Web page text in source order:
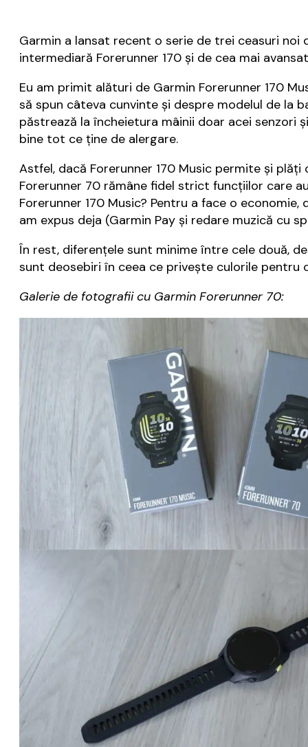
Garmin a lansat recent o serie de trei ceasuri noi
intermediară Forerunner 170 și de cea mai
Eu am primit alături de Garmin Forerunner 170
să spun câteva cunvinte și despre modelul de la
păstrează la încheietura mâinii doar acei
bine tot ce ține de alergare.
Astfel, dacă Forerunner 170 Music permite și
Forerunner 70 rămâne fidel strict funcțiilor care
Forerunner 170 Music? Pentru a face o
am expus deja (Garmin Pay și redare muzică cu
În rest, diferențele sunt minime între cele două,
sunt deosebiri în ceea ce privește culorile pentru
Galerie de fotografii cu Garmin Forerunner 70: